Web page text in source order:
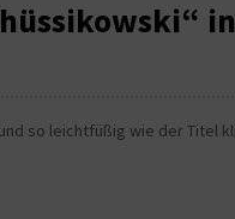
in
so leichtfüßig wie der Titel